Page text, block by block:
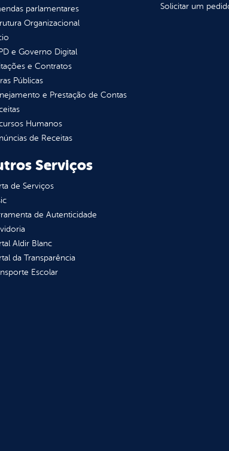
parlamentares
Organizacional
e Governo Digital
e Contratos
Públicas
e Prestação de Contas
Humanos
de Receitas
Solicitar um
Serviços
de Serviços
de Autenticidade
Aldir Blanc
da Transparência
Escolar